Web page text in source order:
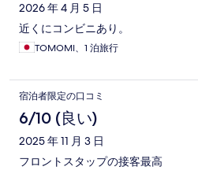
2026 年 4 月 5 日
近くにコンビニあり。
TOMOMI、1 泊旅行
宿泊者限定の口コミ
6/10 (良い)
2025 年 11 月 3 日
フロントスタップの接客最高